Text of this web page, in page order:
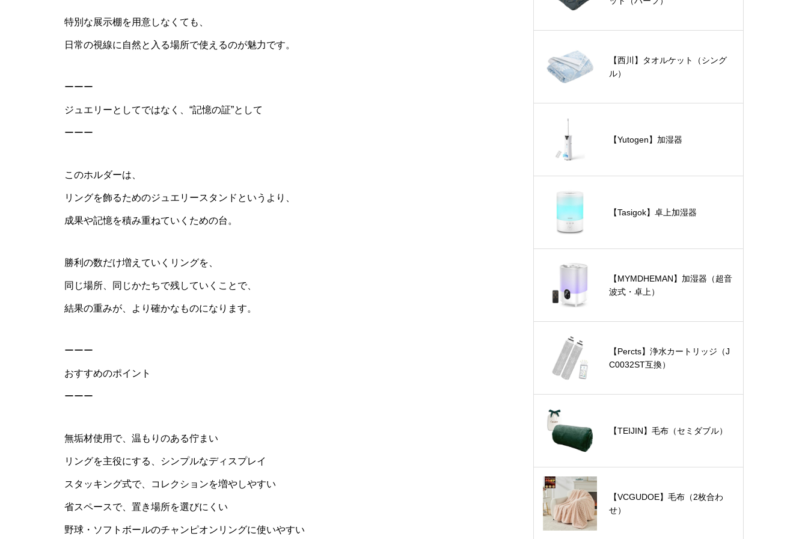
特別な展示棚を用意しなくても、
日常の視線に自然と入る場所で使えるのが魅力です。
ーーー
ジュエリーとしてではなく、“記憶の証”として
ーーー
このホルダーは、
リングを飾るためのジュエリースタンドというより、
成果や記憶を積み重ねていくための台。
勝利の数だけ増えていくリングを、
同じ場所、同じかたちで残していくことで、
結果の重みが、より確かなものになります。
ーーー
おすすめのポイント
ーーー
無垢材使用で、温もりのある佇まい
リングを主役にする、シンプルなディスプレイ
スタッキング式で、コレクションを増やしやすい
省スペースで、置き場所を選びにくい
野球・ソフトボールのチャンピオンリングに使いやすい
【西川】タオルケット（シング
ル）
【Yutogen】加湿器
【Tasigok】卓上加湿器
【MYMDHEMAN】加湿器（超音
波式・卓上）
【Percts】浄水カートリッジ（J
C0032ST互換）
【TEIJIN】毛布（セミダブル）
【VCGUDOE】毛布（2枚合わ
せ）